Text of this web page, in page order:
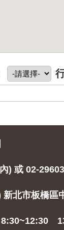
) 或 02-
新北市板橋區
8:30~12:30